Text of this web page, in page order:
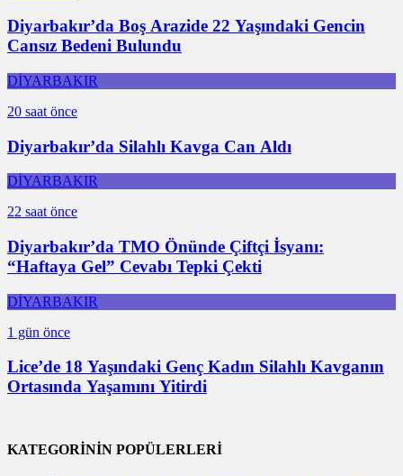
Diyarbakır’da Boş Arazide 22 Yaşındaki Gencin
Cansız Bedeni Bulundu
DİYARBAKIR
20 saat önce
Diyarbakır’da Silahlı Kavga Can Aldı
DİYARBAKIR
22 saat önce
Diyarbakır’da TMO Önünde Çiftçi İsyanı:
“Haftaya Gel” Cevabı Tepki Çekti
DİYARBAKIR
1 gün önce
Lice’de 18 Yaşındaki Genç Kadın Silahlı Kavganın
Ortasında Yaşamını Yitirdi
KATEGORİNİN POPÜLERLERİ